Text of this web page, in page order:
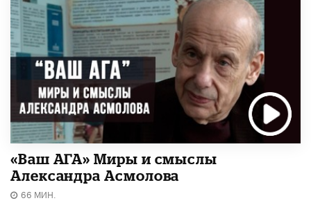
«Ваш АГА» Миры и смыслы
Александра Асмолова
66 МИН.